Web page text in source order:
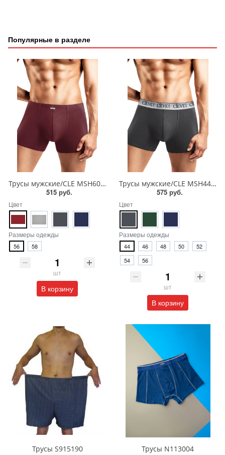
Популярные в разделе
Трусы мужские/CLE MSH608710/8 maxi
515 руб.
Цвет
Размеры одежды
56 58
шт
В корзину
Трусы мужские/CLE MSH442110
575 руб.
Цвет
Размеры одежды
44 46 48 50
52
54
56
шт
В корзину
Трусы S915190
Трусы N113004